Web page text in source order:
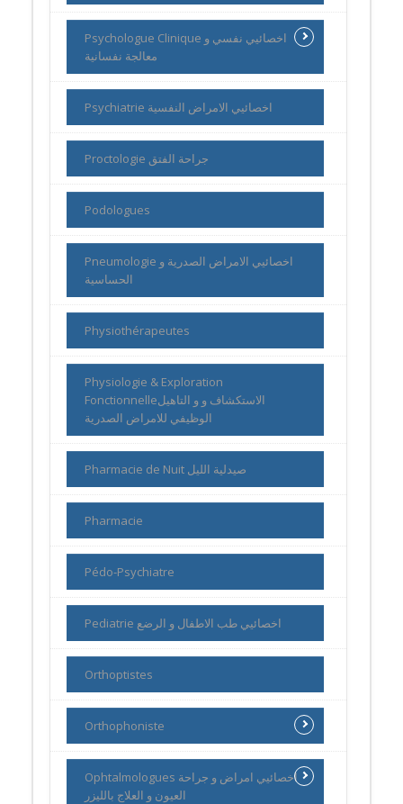
Psychologue Clinique اخصائيي نفسي و
معالجة نفسانية
Psychiatrie اخصائيي الامراض النفسية
Proctologie جراحة الفتق
Podologues
Pneumologie اخصائيي الامراض الصدرية و
الحساسية
Physiothérapeutes
Physiologie & Exploration
Fonctionnelleالاستكشاف و و التاهيل
الوظيفي للامراض الصدرية
Pharmacie de Nuit صيدلية الليل
Pharmacie
Pédo-Psychiatre
Pediatrie اخصائيي طب الاطفال و الرضع
Orthoptistes
Orthophoniste
Ophtalmologues اخصائيي امراض و جراحة
العيون و العلاج بالليزر